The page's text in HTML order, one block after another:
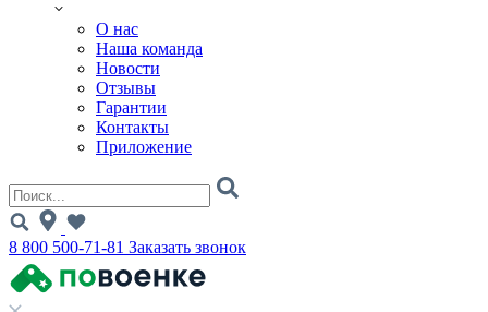
О нас
Наша команда
Новости
Отзывы
Гарантии
Контакты
Приложение
8 800 500-71-81 Заказать звонок